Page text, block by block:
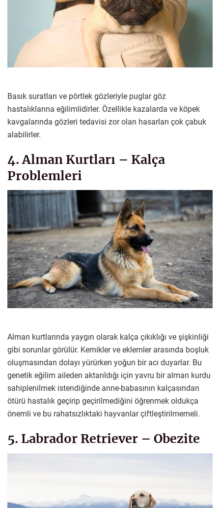
Basık suratları ve pörtlek gözleriyle puglar göz
hastalıklarına eğilimlidirler. Özellikle kazalarda ve köpek
kavgalarında gözleri tedavisi zor olan hasarları çok çabuk
alabilirler.
4. Alman Kurtları – Kalça
Problemleri
Alman kurtlarında yaygın olarak kalça çıkıklığı ve şişkinliği
gibi sorunlar görülür. Kemikler ve eklemler arasında boşluk
oluşmasından dolayı yürürken yoğun bir acı duyarlar. Bu
genetik eğilim aileden aktarıldığı için yavru bir alman kurdu
sahiplenilmek istendiğinde anne-babasının kalçasından
ötürü hastalık geçirip geçirilmediğini öğrenmek oldukça
önemli ve bu rahatsızlıktaki hayvanlar çiftleştirilmemeli.
5. Labrador Retriever – Obezite